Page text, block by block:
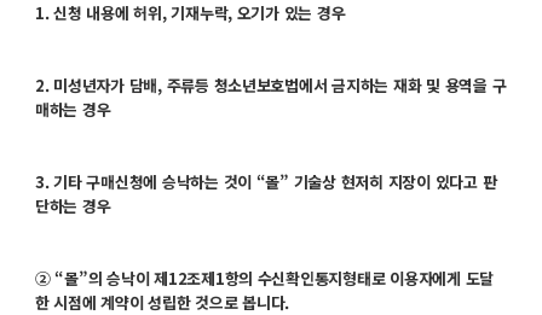
1. 신청 내용에 허위, 기재누락, 오기가 있는 경우
2. 미성년자가 담배, 주류등 청소년보호법에서 금지하는 재화 및 용역을 구
매하는 경우
3. 기타 구매신청에 승낙하는 것이 “몰” 기술상 현저히 지장이 있다고 판
단하는 경우
② “몰”의 승낙이 제12조제1항의 수신확인통지형태로 이용자에게 도달
한 시점에 계약이 성립한 것으로 봅니다.